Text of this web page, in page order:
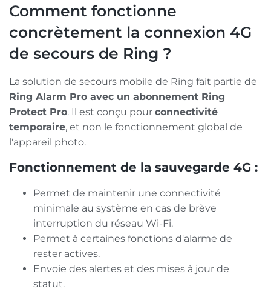
Comment fonctionne
concrètement la connexion 4G
de secours de Ring ?
La solution de secours mobile de Ring fait partie de
Ring Alarm Pro avec un abonnement Ring
Protect Pro. Il est conçu pour connectivité
temporaire, et non le fonctionnement global de
l'appareil photo.
Fonctionnement de la sauvegarde 4G :
Permet de maintenir une connectivité
minimale au système en cas de brève
interruption du réseau Wi-Fi.
Permet à certaines fonctions d'alarme de
rester actives.
Envoie des alertes et des mises à jour de
statut.